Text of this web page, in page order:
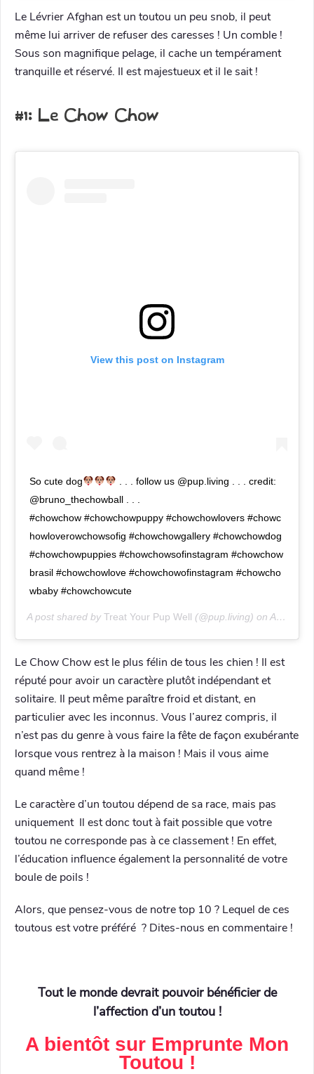
Le Lévrier Afghan est un toutou un peu snob, il peut
même lui arriver de refuser des caresses ! Un comble !
Sous son magnifique pelage, il cache un tempérament
tranquille et réservé. Il est majestueux et il le sait !
#1: Le Chow Chow
View this post on Instagram
So cute dog
. . . follow us @pup.living . . . credit:
@bruno_thechowball . . .
#chowchow #chowchowpuppy #chowchowlovers #chowc
howloverowchowsofig #chowchowgallery #chowchowdog
#chowchowpuppies #chowchowsofinstagram #chowchow
brasil #chowchowlove #chowchowofinstagram #chowcho
wbaby #chowchowcute
A post shared by Treat Your Pup Well (@pup.living) on Apr 14, 2020 at 6:27am PDT
Le Chow Chow est le plus félin de tous les chien ! Il est
réputé pour avoir un caractère plutôt indépendant et
solitaire. Il peut même paraître froid et distant, en
particulier avec les inconnus. Vous l’aurez compris, il
n’est pas du genre à vous faire la fête de façon exubérante
lorsque vous rentrez à la maison ! Mais il vous aime
quand même !
Le caractère d’un toutou dépend de sa race, mais pas
uniquement Il est donc tout à fait possible que votre
toutou ne corresponde pas à ce classement ! En effet,
l’éducation influence également la personnalité de votre
boule de poils !
Alors, que pensez-vous de notre top 10 ? Lequel de ces
toutous est votre préféré ? Dites-nous en commentaire !
Tout le monde devrait pouvoir bénéficier de
l’affection d’un toutou !
A bientôt sur Emprunte Mon
Toutou!